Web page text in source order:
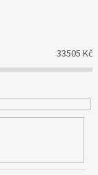
33505 Kč